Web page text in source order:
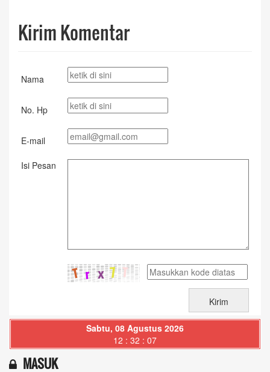
Kirim Komentar
Nama
No. Hp
E-mail
Isi Pesan
Sabtu, 08 Agustus 2026
12 : 32 : 08
MASUK